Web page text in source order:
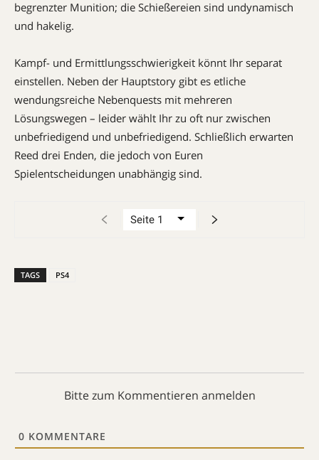
begrenzter Munition; die Schießereien sind undynamisch
und hakelig.
Kampf- und Ermittlungsschwierigkeit könnt Ihr separat
einstellen. Neben der Hauptstory gibt es etliche
wendungsreiche Nebenquests mit mehreren
Lösungswegen – leider wählt Ihr zu oft nur zwischen
unbefriedigend und unbefriedigend. Schließlich erwarten
Reed drei Enden, die jedoch von Euren
Spielentscheidungen unabhängig sind.
TAGS PS4
Bitte zum Kommentieren anmelden
0 KOMMENTARE